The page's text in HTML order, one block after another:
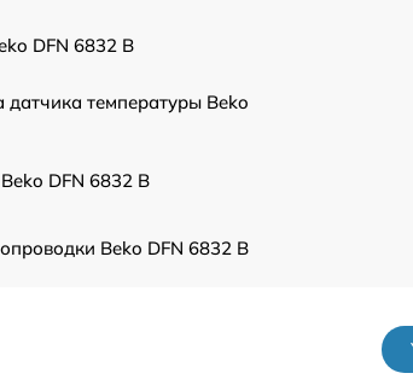
DFN 6832 B
датчика температуры Beko
DFN 6832 B
Beko DFN 6832 B